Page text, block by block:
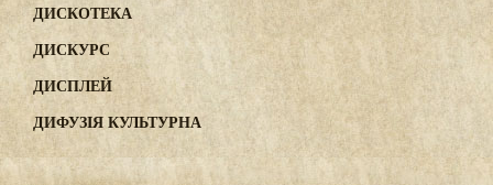
ДИСКОТЕКА
ДИСКУРС
ДИСПЛЕЙ
ДИФУЗІЯ КУЛЬТУРНА